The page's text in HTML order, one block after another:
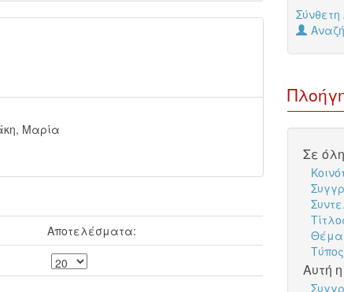
Μαρία
Αποτελέσματα:
Σε
Θέμα
Αυτή